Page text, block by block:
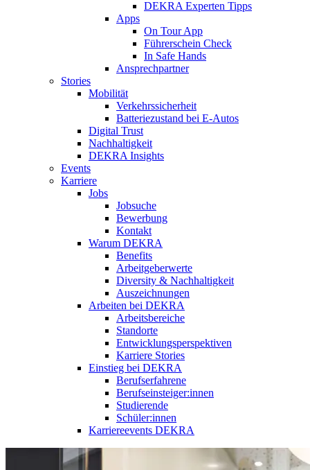
DEKRA Experten Tipps
Apps
On Tour App
Führerschein Check
In Safe Hands
Ansprechpartner
Stories
Mobilität
Verkehrssicherheit
Batteriezustand bei E-Autos
Digital Trust
Nachhaltigkeit
DEKRA Insights
Events
Karriere
Jobs
Jobsuche
Bewerbung
Kontakt
Warum DEKRA
Benefits
Arbeitgeberwerte
Diversity & Nachhaltigkeit
Auszeichnungen
Arbeiten bei DEKRA
Arbeitsbereiche
Standorte
Entwicklungsperspektiven
Karriere Stories
Einstieg bei DEKRA
Berufserfahrene
Berufseinsteiger:innen
Studierende
Schüler:innen
Karriereevents DEKRA